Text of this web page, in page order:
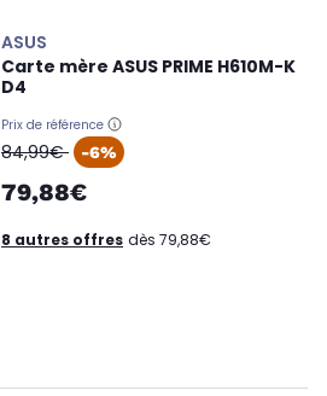
ASUS
Carte mère ASUS PRIME H610M-K
D4
Prix de référence
oldPrice
84,99€ -6%
79,88€
8 autres offres dès 79,88€